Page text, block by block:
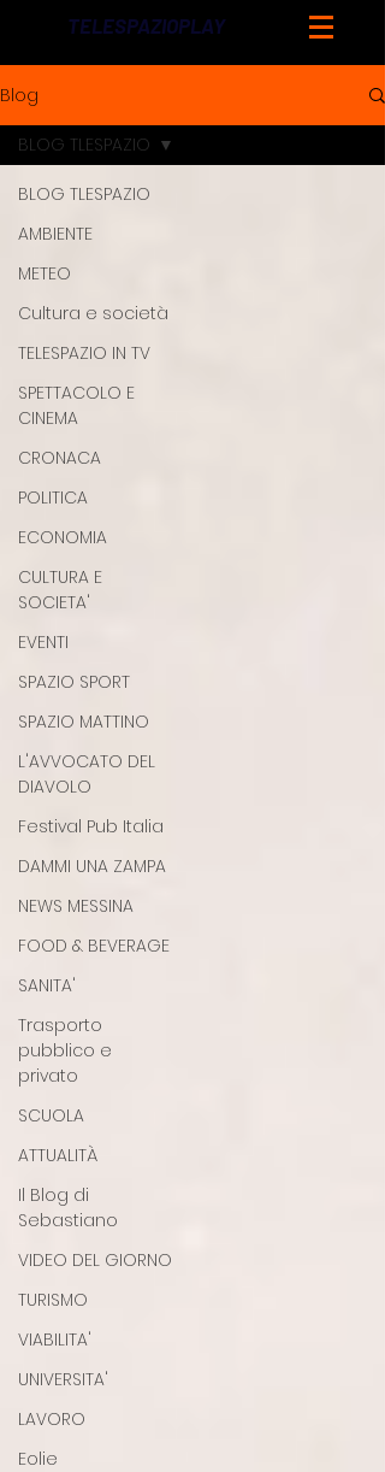
TELESPAZIOPLAY
Blog
BLOG TLESPAZIO
AMBIENTE
METEO
Cultura e società
TELESPAZIO IN TV
SPETTACOLO E
CINEMA
CRONACA
POLITICA
ECONOMIA
CULTURA E
SOCIETA'
EVENTI
SPAZIO SPORT
SPAZIO MATTINO
L'AVVOCATO DEL
DIAVOLO
Festival Pub Italia
DAMMI UNA ZAMPA
NEWS MESSINA
FOOD & BEVERAGE
SANITA'
Trasporto
pubblico e
privato
SCUOLA
ATTUALITÀ
Il Blog di
Sebastiano
VIDEO DEL GIORNO
TURISMO
VIABILITA'
UNIVERSITA'
LAVORO
Eolie
BLOG TLESPAZIO